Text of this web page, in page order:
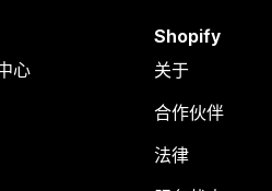
心
Shopify
关于
合作伙伴
法律